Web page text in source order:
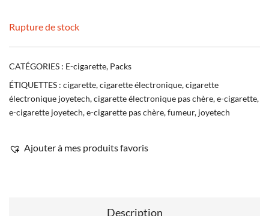
Rupture de stock
CATÉGORIES : E-cigarette, Packs
ÉTIQUETTES : cigarette,cigarette électronique,cigarette
électronique joyetech,cigarette électronique pas chère,e-cigarette,
e-cigarette joyetech,e-cigarette pas chère,fumeur, joyetech
Ajouter à mes produits favoris
Description